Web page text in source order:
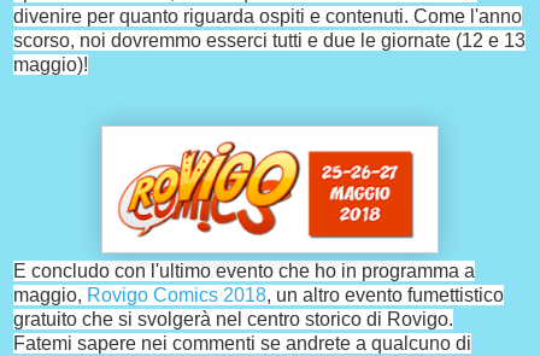
divenire per quanto riguarda ospiti e contenuti. Come l'anno
scorso, noi dovremmo esserci tutti e due le giornate (12 e 13
maggio)!
E concludo con l'ultimo evento che ho in programma a
maggio, Rovigo Comics 2018, un altro evento fumettistico
gratuito che si svolgerà nel centro storico di Rovigo.
Fatemi sapere nei commenti se andrete a qualcuno di